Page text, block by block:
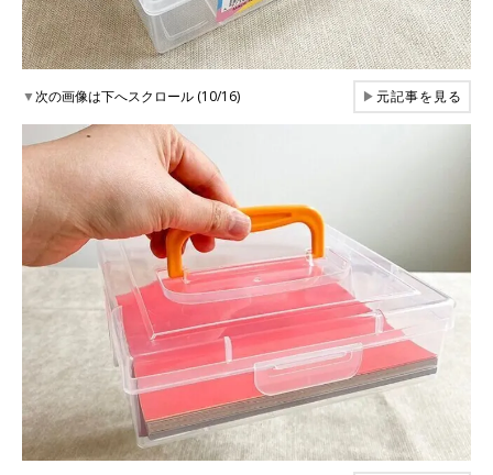
▼次の画像は下へスクロール (10/16) ▶元記事を見る